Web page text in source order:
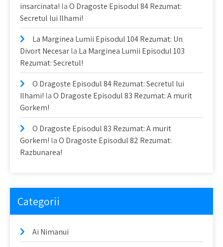
insarcinata! laO Dragoste Episodul 84 Rezumat:
Secretul lui Ilhami!
La Marginea Lumii Episodul 104 Rezumat: Un
Divort Necesarla La Marginea Lumii Episodul 103
Rezumat: Secretul!
O Dragoste Episodul 84 Rezumat: Secretul lui
Ilhami! laO Dragoste Episodul 83 Rezumat: A murit
Gorkem!
O Dragoste Episodul 83 Rezumat: A murit
Gorkem! laO Dragoste Episodul 82 Rezumat:
Razbunarea!
Categorii
Ai Nimanui